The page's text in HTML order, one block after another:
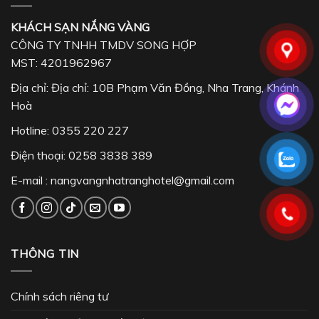
KHÁCH SẠN NẮNG VÀNG
CÔNG TY TNHH TMDV SONG HỢP
MST: 4201962967
Địa chỉ: Địa chỉ: 10B Phạm Văn Đồng, Nha Trang, Khánh
Hoà
Hotline: 0355 220 227
Điện thoại: 0258 3838 389
E-mail : nangvangnhatranghotel@gmail.com
THÔNG TIN
Chính sách riêng tư